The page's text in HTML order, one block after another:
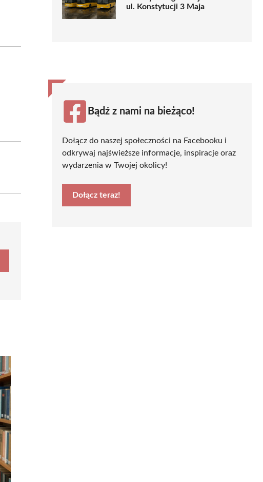
ul. Konstytucji 3 Maja
Bądź z nami na bieżąco!
Dołącz do naszej społeczności na Facebooku i
odkrywaj najświeższe informacje, inspiracje oraz
wydarzenia w Twojej okolicy!
Dołącz teraz!